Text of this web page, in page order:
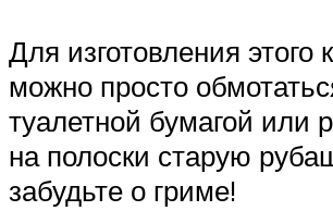
Для изготовления этого
можно просто
туалетной бумагой или
на полоски старую
забудьте о гриме!